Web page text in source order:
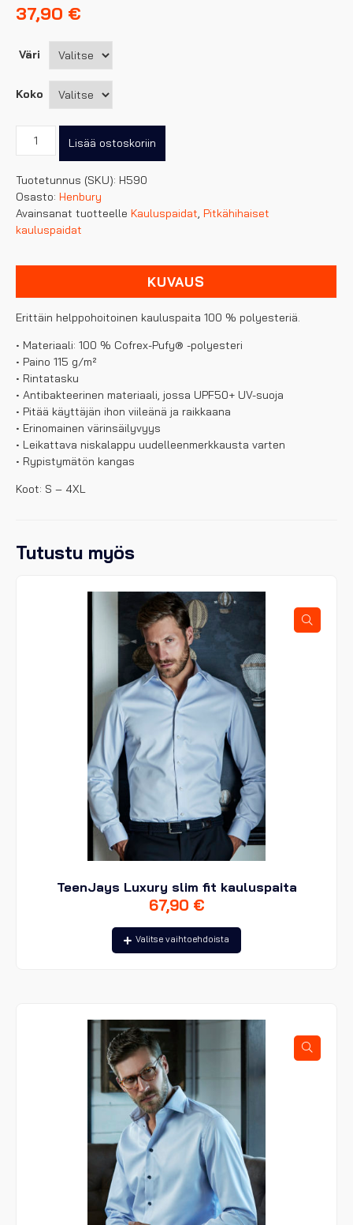
37,90 €
Väri
Koko
Pitkahihainen
polyesteri
kauluspaita
määrä
Lisää ostoskoriin
Tuotetunnus (SKU): H590
Osasto: Henbury
Avainsanat tuotteelle Kauluspaidat, Pitkähihaiset
kauluspaidat
KUVAUS
Erittäin helppohoitoinen kauluspaita 100 % polyesteriä.
• Materiaali: 100 % Cofrex-Pufy® -polyesteri
• Paino 115 g/m²
• Rintatasku
• Antibakteerinen materiaali, jossa UPF50+ UV-suoja
• Pitää käyttäjän ihon viileänä ja raikkaana
• Erinomainen värinsäilyvyys
• Leikattava niskalappu uudelleenmerkkausta varten
• Rypistymätön kangas
Koot: S – 4XL
Tutustu myös
TeenJays Luxury slim fit kauluspaita
67,90 €
Valitse vaihtoehdoista
Tällä
tuotteella
Voit
tuotteen
sivulla.